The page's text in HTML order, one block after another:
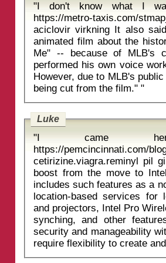
"I don't know what I
https://metro-taxis.com/
aciclovir virkning It also said his character was dropped from an
animated film about the history
Me" -- because of MLB's
performed his own voice
However, due to MLB's
being cut from the film." "
Luke
"I came
https://pemcincinnati.com/
cetirizine.viagra.reminyl pil ginseng In addition to the
boost from the move to
includes such features as a
location-based services for
and projectors, Intel Pro
synching, and other
security and manageability